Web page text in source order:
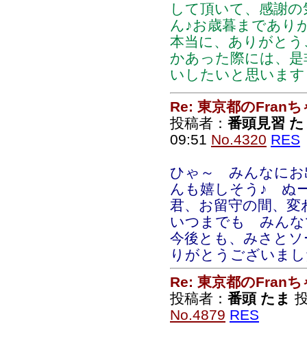
して頂いて、感謝
ん♪お歳暮まであり
本当に、ありがと
かあった際には、
いしたいと思いま
Re: 東京都のFranち
投稿者： 番頭見習
09:51 No.4320 RES
ひゃ～ みんなにお
んも嬉しそう♪ ぬ
君、お留守の間、
いつまでも みんな
今後とも、みさと
りがとうございま
Re: 東京都のFranち
投稿者： 番頭 たま
No.4879 RES